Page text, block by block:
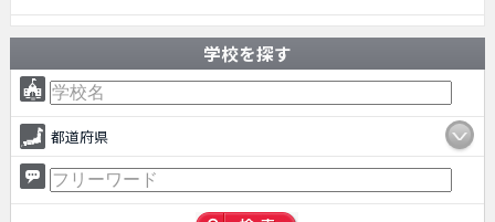
学校を探す
都道府県